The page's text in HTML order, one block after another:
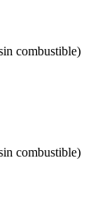
combustible)
combustible)